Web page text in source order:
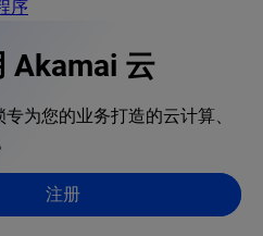
序
Akamai 云
为您的业务打造的云计算、
注册